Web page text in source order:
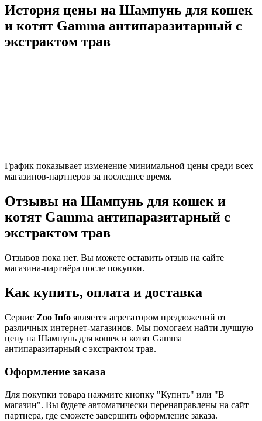
История цены на Шампунь для кошек
и котят Gamma антипаразитарный с
экстрактом трав
График показывает изменение минимальной цены среди всех
магазинов-партнеров за последнее время.
Отзывы на Шампунь для кошек и
котят Gamma антипаразитарный с
экстрактом трав
Отзывов пока нет. Вы можете оставить отзыв на сайте
магазина-партнёра после покупки.
Как купить, оплата и доставка
Сервис Zoo Info является агрегатором предложений от
различных интернет-магазинов. Мы помогаем найти лучшую
цену на Шампунь для кошек и котят Gamma
антипаразитарный с экстрактом трав.
Оформление заказа
Для покупки товара нажмите кнопку "Купить" или "В
магазин". Вы будете автоматически перенаправлены на сайт
партнера, где сможете завершить оформление заказа.